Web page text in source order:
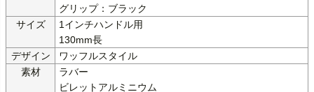
グリップ：ブラック
サイズ
1インチハンドル用
130mm長
デザイン
ワッフルスタイル
素材
ラバー
ビレットアルミニウム